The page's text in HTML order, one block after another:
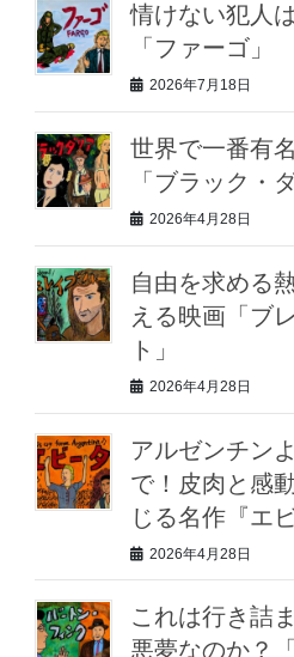
情けない犯人
「ファーゴ」
2026年7月18日
世界で一番有
「ブラック・
2026年4月28日
自由を求める
える映画「ブ
ト」
2026年4月28日
アルゼンチン
で！皮肉と感
じる名作『エ
2026年4月28日
これは行き詰
悪夢なのか？